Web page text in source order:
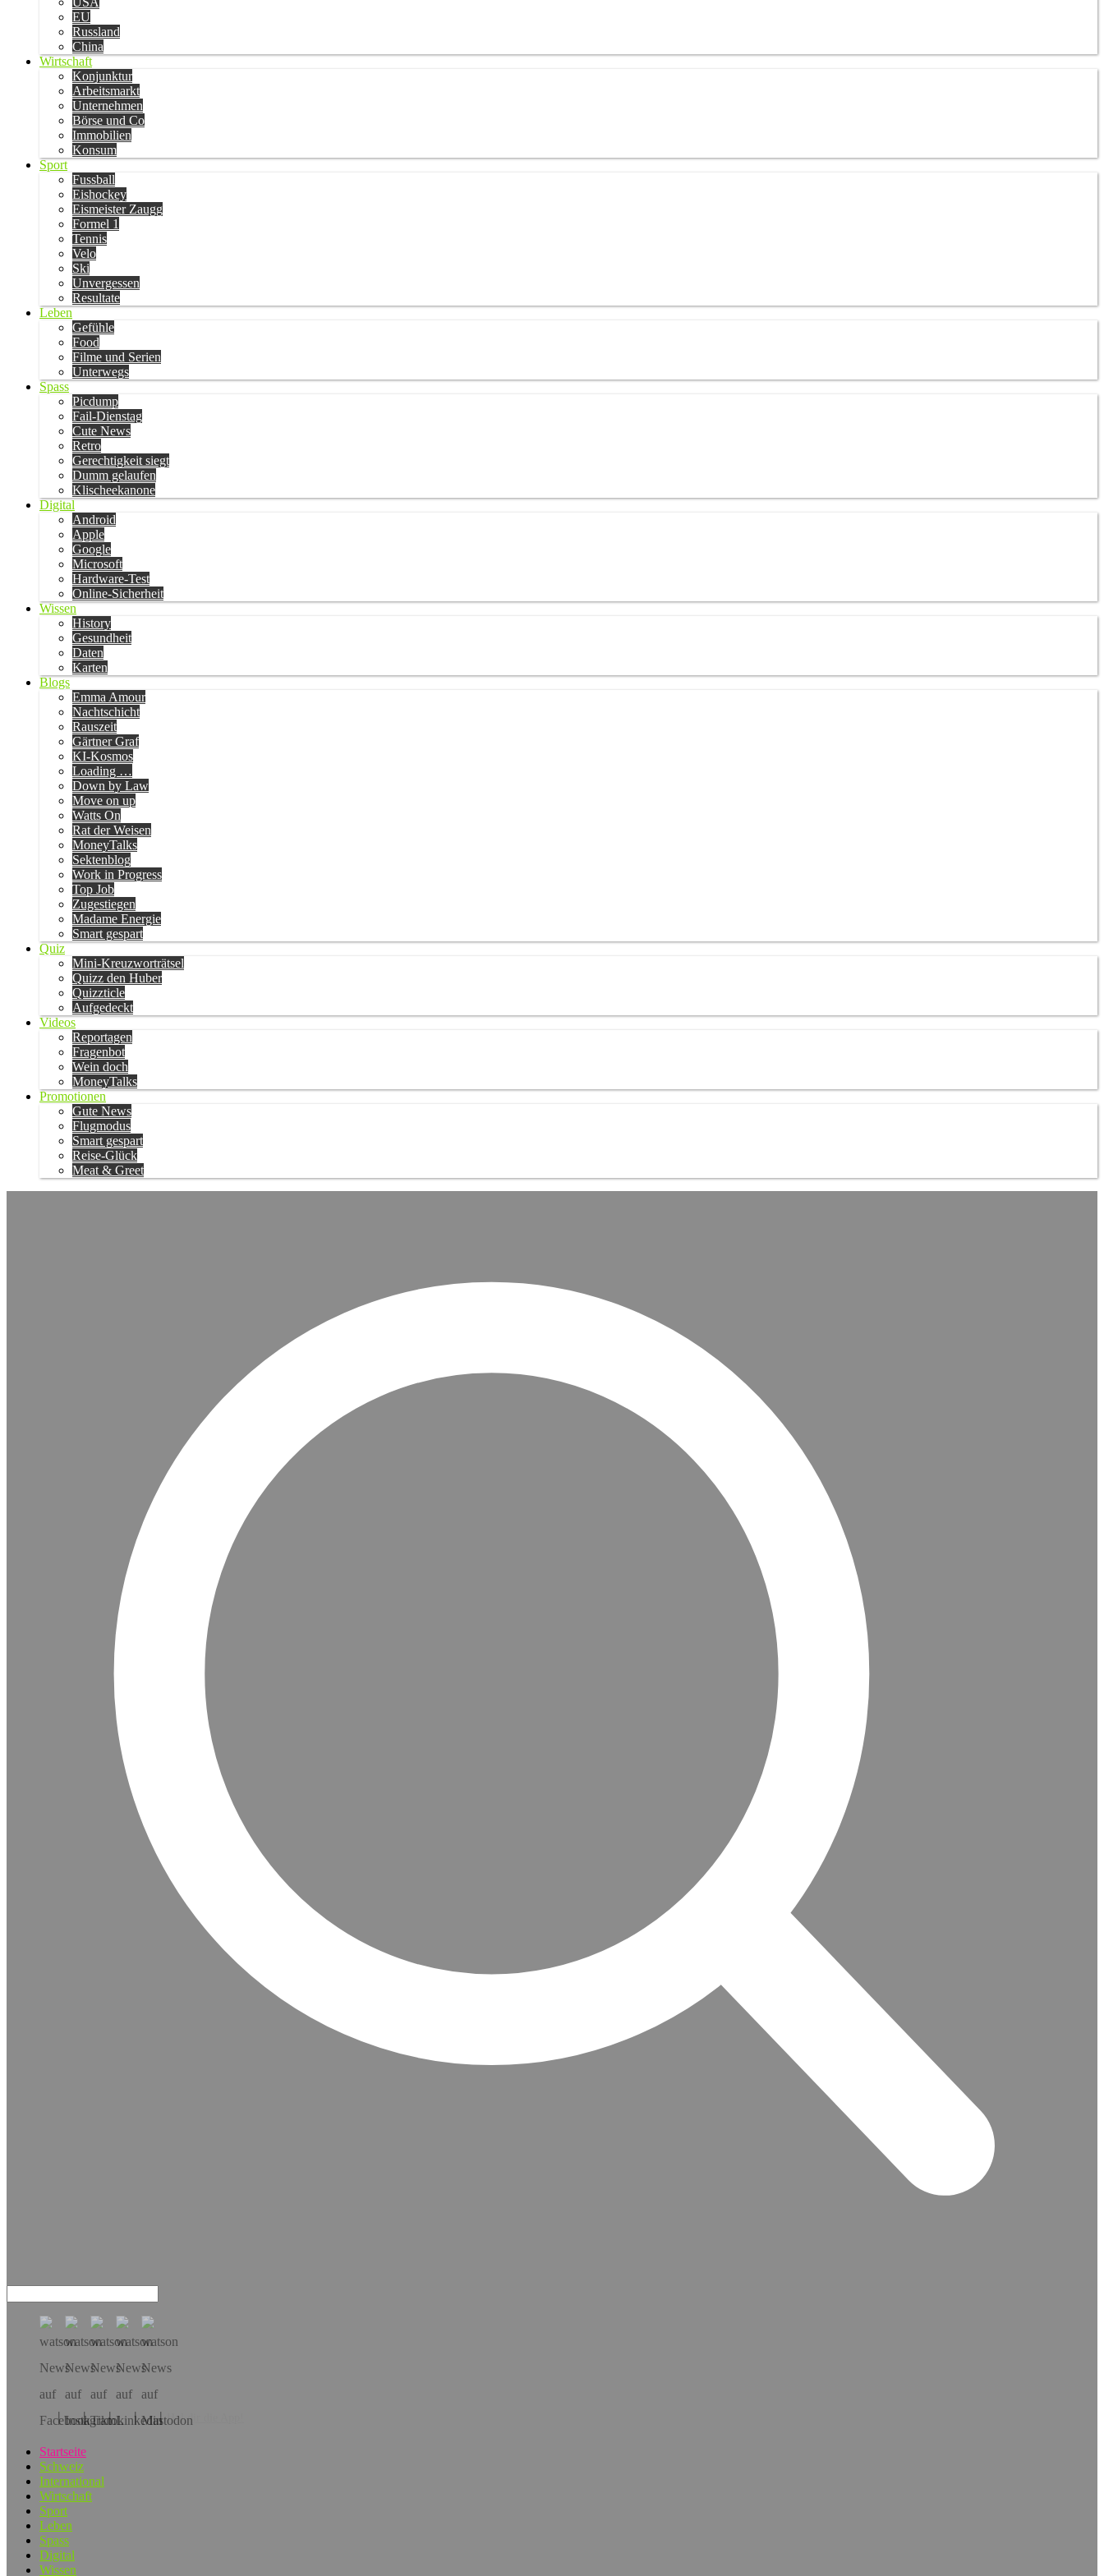
EU
Russland
China
Wirtschaft
Konjunktur
Arbeitsmarkt
Unternehmen
Börse und Co
Immobilien
Konsum
Sport
Fussball
Eishockey
Eismeister Zaugg
Formel 1
Tennis
Velo
Ski
Unvergessen
Resultate
Leben
Gefühle
Food
Filme und Serien
Unterwegs
Spass
Picdump
Fail-Dienstag
Cute News
Retro
Gerechtigkeit siegt
Dumm gelaufen
Klischeekanone
Digital
Android
Apple
Google
Microsoft
Hardware-Test
Online-Sicherheit
Wissen
History
Gesundheit
Daten
Karten
Blogs
Emma Amour
Nachtschicht
Rauszeit
Gärtner Graf
KI-Kosmos
Loading …
Down by Law
Move on up
Watts On
Rat der Weisen
MoneyTalks
Sektenblog
Work in Progress
Top Job
Zugestiegen
Madame Energie
Smart gespart
Quiz
Mini-Kreuzworträtsel
Quizz den Huber
Quizzticle
Aufgedeckt
Videos
Reportagen
Fragenbot
Wein doch
MoneyTalks
Promotionen
Gute News
Flugmodus
Smart gespart
Reise-Glück
Meat & Greet
Hol dir die App!
Startseite
Schweiz
International
Wirtschaft
Sport
Leben
Spass
Digital
Wissen